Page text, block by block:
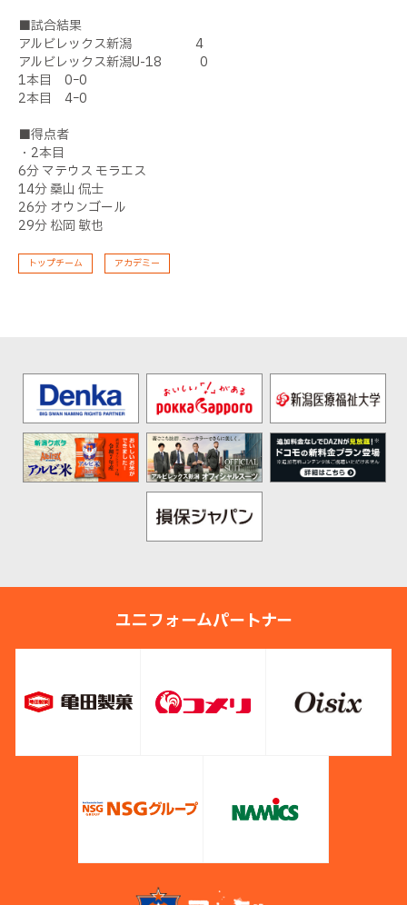
■試合結果
アルビレックス新潟 4
アルビレックス新潟U-18 0
1本目 0ｰ0
2本目 4ｰ0
■得点者
・2本目
6分 マテウス モラエス
14分 桑山 侃士
26分 オウンゴール
29分 松岡 敏也
トップチーム アカデミー
ユニフォームパートナー